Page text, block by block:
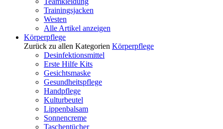
Trainingsjacken
Westen
Alle Artikel anzeigen
Körperpflege
Zurück zu allen Kategorien Körperpflege
Desinfektionsmittel
Erste Hilfe Kits
Gesichtsmaske
Gesundheitspflege
Handpflege
Kulturbeutel
Lippenbalsam
Sonnencreme
Taschentücher